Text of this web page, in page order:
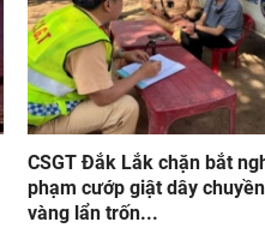
CSGT Đắk Lắk chặn bắt
phạm cướp giật dây chuyền
vàng lẩn trốn...